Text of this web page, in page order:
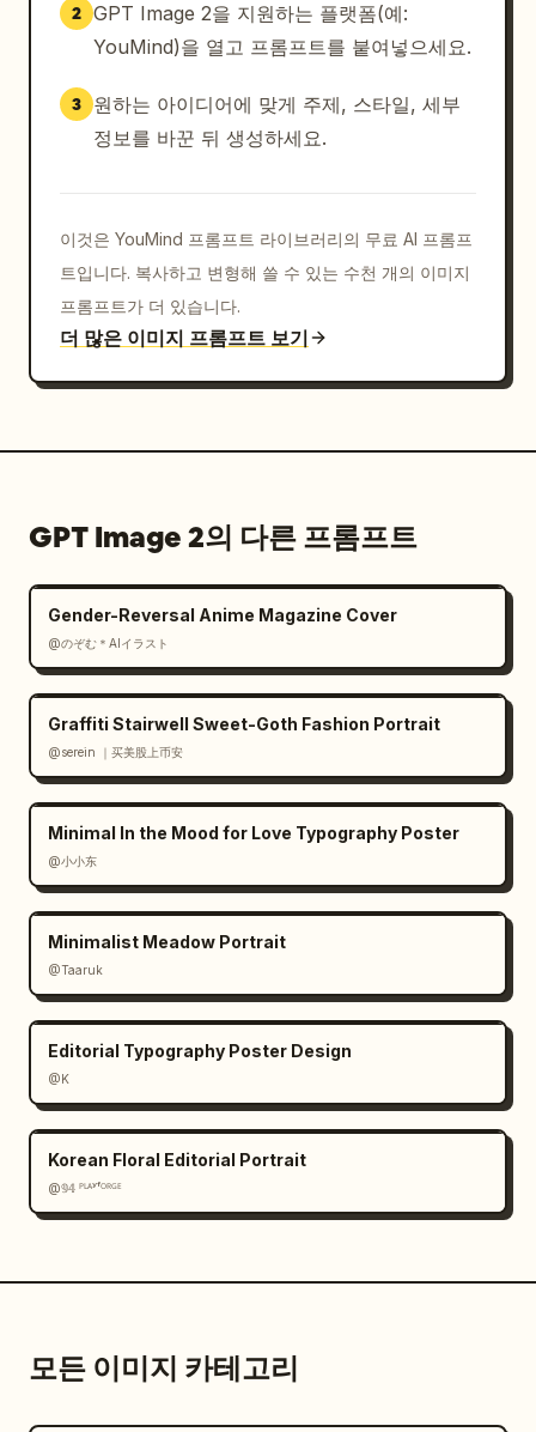
2 GPT Image 2을 지원하는 플랫폼(예:
YouMind)을 열고 프롬프트를 붙여넣으세요.
3
원하는 아이디어에 맞게 주제, 스타일, 세부
정보를 바꾼 뒤 생성하세요.
이것은 YouMind 프롬프트 라이브러리의 무료 AI 프롬프
트입니다. 복사하고 변형해 쓸 수 있는 수천 개의 이미지
프롬프트가 더 있습니다.
더 많은 이미지 프롬프트 보기
GPT Image 2의 다른 프롬프트
Gender-Reversal Anime Magazine Cover
@のぞむ＊AIイラスト
Graffiti Stairwell Sweet-Goth Fashion Portrait
@serein ｜买美股上币安
Minimal In the Mood for Love Typography Poster
@小小东
Minimalist Meadow Portrait
@Taaruk
Editorial Typography Poster Design
@K
Korean Floral Editorial Portrait
@𝟡𝟜 ᴾᴸᴬʸᶠᴼᴿᴳᴱ
모든 이미지 카테고리